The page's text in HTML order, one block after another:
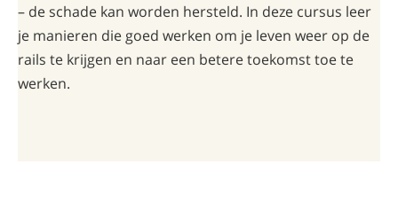
– de schade kan worden hersteld. In deze cursus leer
je manieren die goed werken om je leven weer op de
rails te krijgen en naar een betere toekomst toe te
werken.